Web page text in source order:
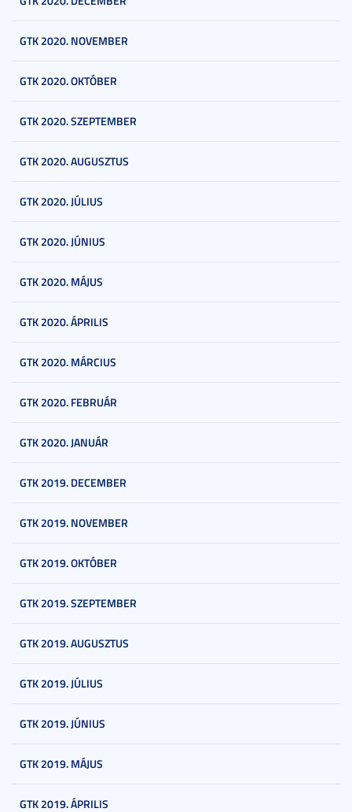
GTK 2020. NOVEMBER
GTK 2020. OKTÓBER
GTK 2020. SZEPTEMBER
GTK 2020. AUGUSZTUS
GTK 2020. JÚLIUS
GTK 2020. JÚNIUS
GTK 2020. MÁJUS
GTK 2020. ÁPRILIS
GTK 2020. MÁRCIUS
GTK 2020. FEBRUÁR
GTK 2020. JANUÁR
GTK 2019. DECEMBER
GTK 2019. NOVEMBER
GTK 2019. OKTÓBER
GTK 2019. SZEPTEMBER
GTK 2019. AUGUSZTUS
GTK 2019. JÚLIUS
GTK 2019. JÚNIUS
GTK 2019. MÁJUS
GTK 2019. ÁPRILIS